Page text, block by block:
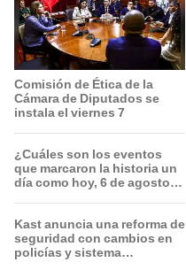
Comisión de Ética de la
Cámara de Diputados se
instala el viernes 7
¿Cuáles son los eventos
que marcaron la historia un
día como hoy, 6 de agosto,
Kast anuncia una reforma de
seguridad con cambios en
policías y sistema